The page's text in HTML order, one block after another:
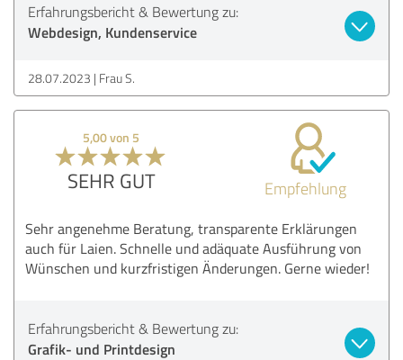
Erfahrungsbericht & Bewertung zu:
Webdesign, Kundenservice
28.07.2023 Frau S.
5,00 von 5
SEHR GUT Empfehlung
Sehr angenehme Beratung, transparente Erklärungen
auch für Laien. Schnelle und adäquate Ausführung von
Wünschen und kurzfristigen Änderungen. Gerne wieder!
Erfahrungsbericht & Bewertung zu:
Grafik- und Printdesign